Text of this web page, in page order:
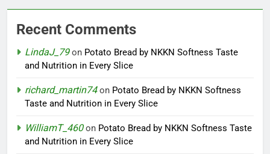
Recent Comments
LindaJ_79on Potato Bread by NKKN Softness Taste
and Nutrition in Every Slice
richard_martin74on Potato Bread by NKKN Softness
Taste and Nutrition in Every Slice
WilliamT_460on Potato Bread by NKKN Softness Taste
and Nutrition in Every Slice